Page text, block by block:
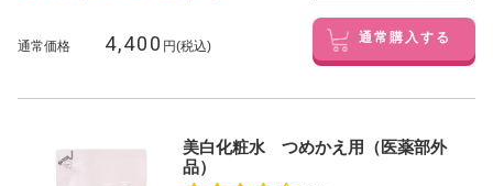
通常価格 4,400 円(税込) 通常購入する
美白化粧水 つめかえ用（医薬部外
品）